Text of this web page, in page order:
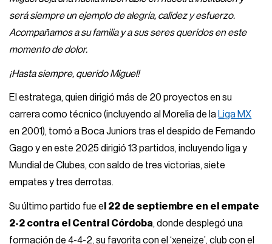
será siempre un ejemplo de alegría, calidez y esfuerzo.
Acompañamos a su familia y a sus seres queridos en este
momento de dolor.
¡Hasta siempre, querido Miguel!
El estratega, quien dirigió más de 20 proyectos en su
carrera como técnico (incluyendo al Morelia de la Liga MX
en 2001), tomó a Boca Juniors tras el despido de Fernando
Gago y en este 2025 dirigió 13 partidos, incluyendo liga y
Mundial de Clubes, con saldo de tres victorias, siete
empates y tres derrotas.
Su último partido fue e l 22 de septiembre en el empate
2-2 contra el Central Córdoba, donde desplegó una
formación de 4-4-2, su favorita con el ‘xeneize’, club con el